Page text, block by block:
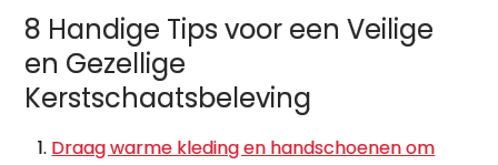
8 Handige Tips voor een Veilige
en Gezellige
Kerstschaatsbeleving
Draag warme kleding en handschoenen om